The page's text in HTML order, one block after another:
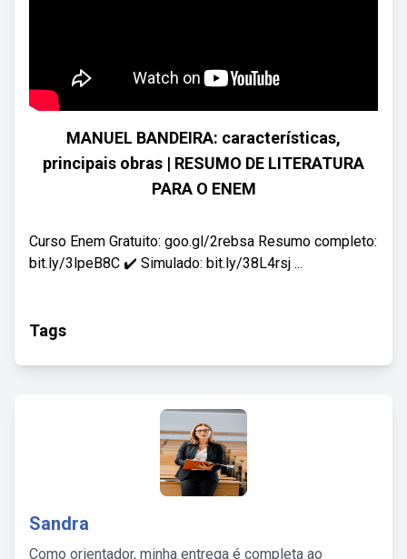
MANUEL BANDEIRA: características,
principais obras | RESUMO DE LITERATURA
PARA O ENEM
Curso Enem Gratuito: goo.gl/2rebsa Resumo completo:
bit.ly/3lpeB8C ✔️ Simulado: bit.ly/38L4rsj ...
Tags
Sandra
Como orientador, minha entrega é completa ao